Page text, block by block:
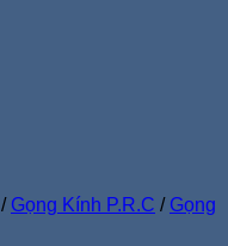
/ Gọng Kính P.R.C / Gọng